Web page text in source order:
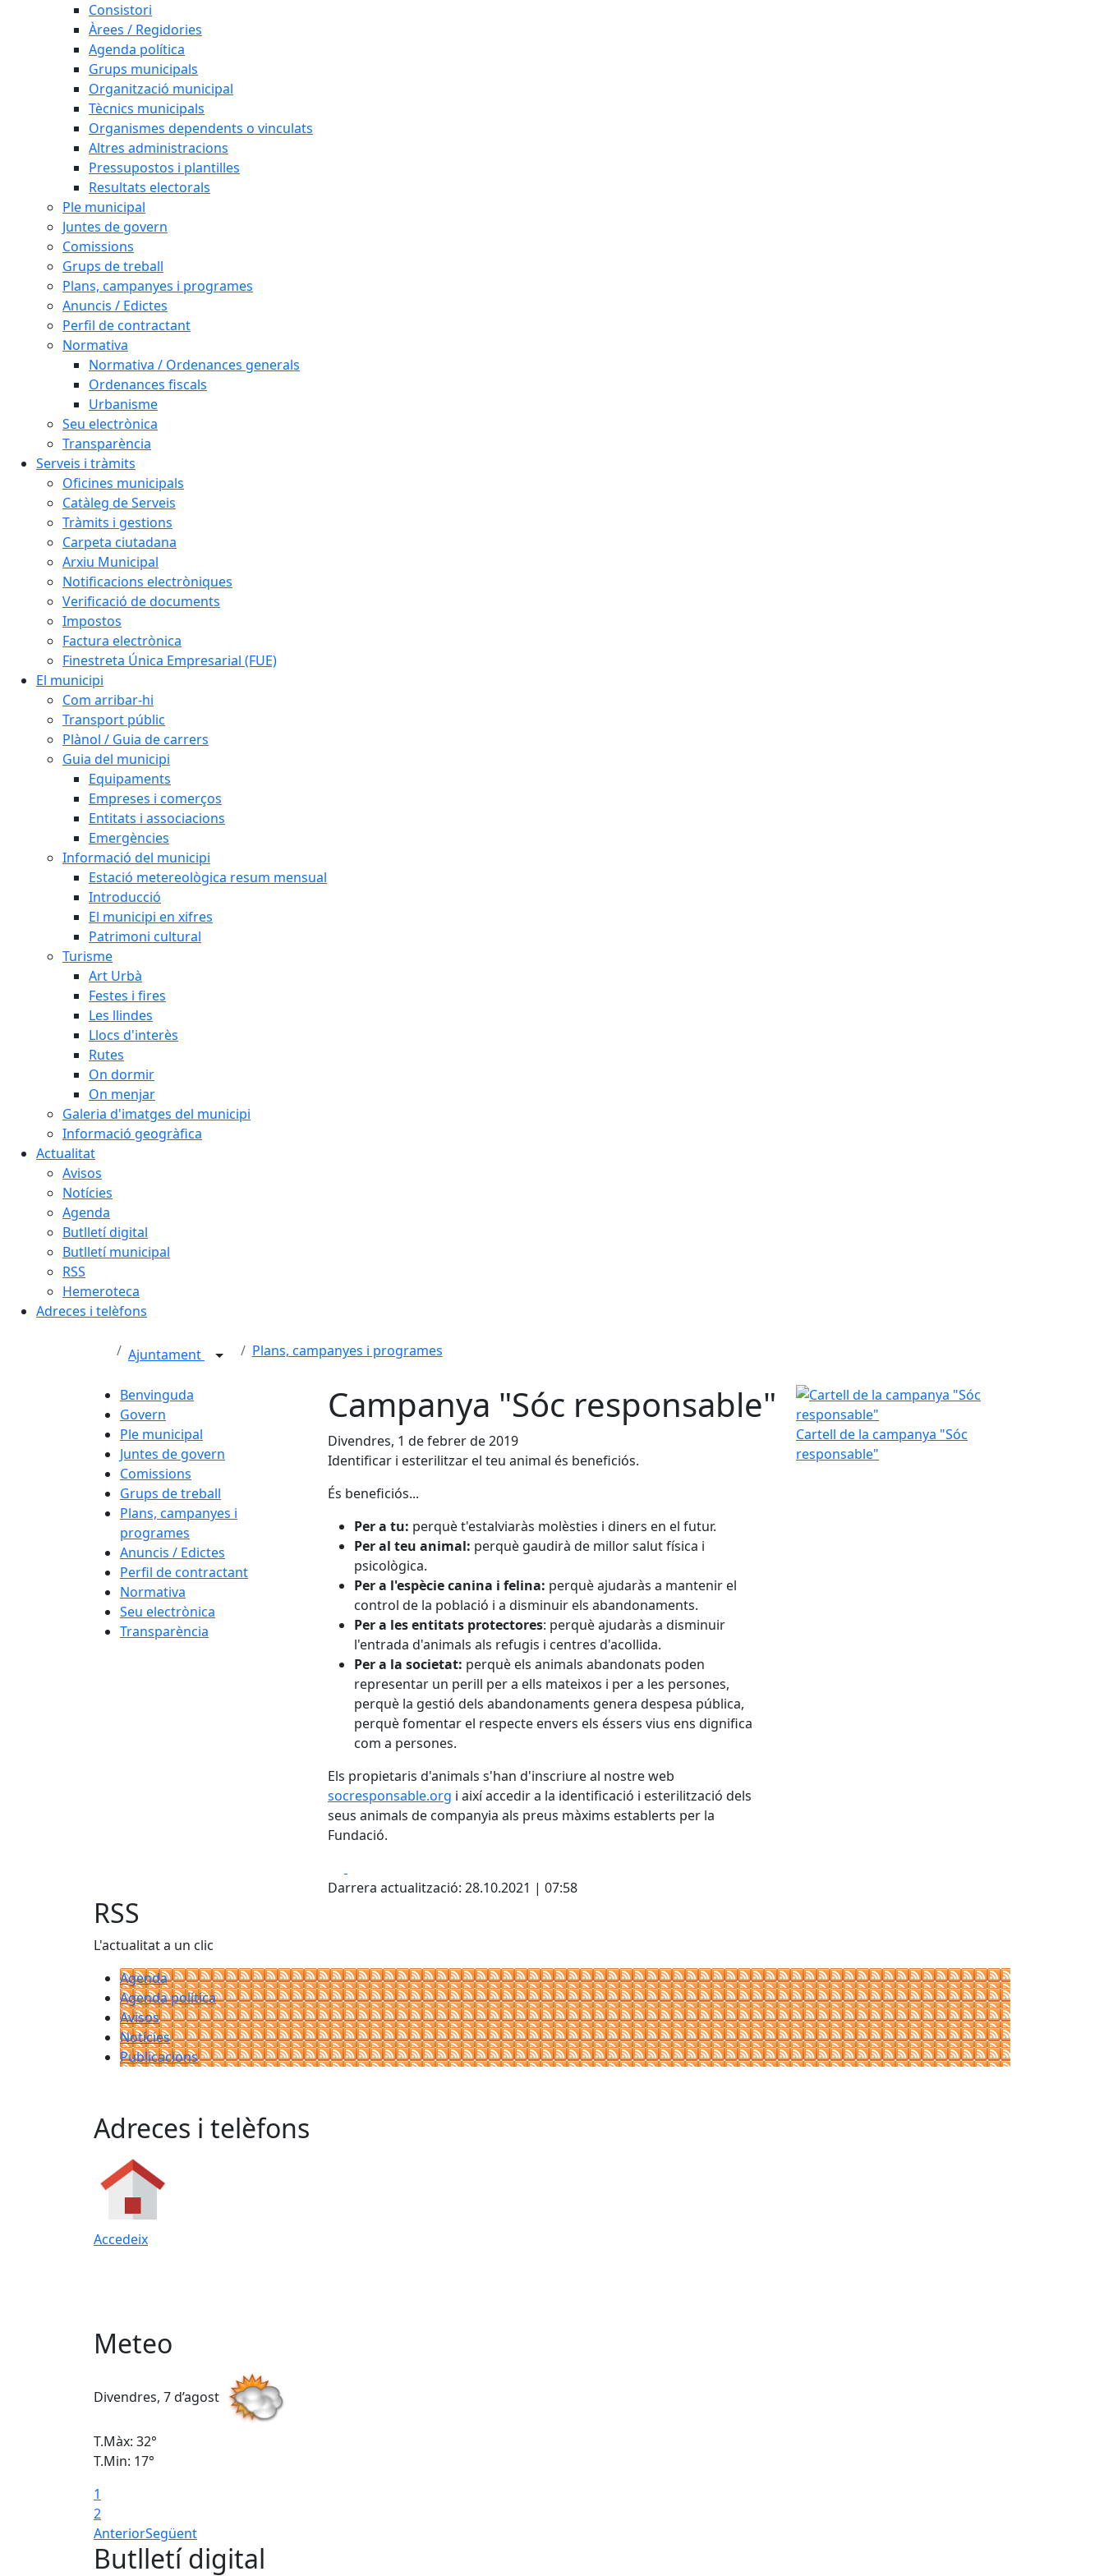
Consistori
Àrees / Regidories
Agenda política
Grups municipals
Organització municipal
Tècnics municipals
Organismes dependents o vinculats
Altres administracions
Pressupostos i plantilles
Resultats electorals
Ple municipal
Juntes de govern
Comissions
Grups de treball
Plans, campanyes i programes
Anuncis / Edictes
Perfil de contractant
Normativa
Normativa / Ordenances generals
Ordenances fiscals
Urbanisme
Seu electrònica
Transparència
Serveis i tràmits
Oficines municipals
Catàleg de Serveis
Tràmits i gestions
Carpeta ciutadana
Arxiu Municipal
Notificacions electròniques
Verificació de documents
Impostos
Factura electrònica
Finestreta Única Empresarial (FUE)
El municipi
Com arribar-hi
Transport públic
Plànol / Guia de carrers
Guia del municipi
Equipaments
Empreses i comerços
Entitats i associacions
Emergències
Informació del municipi
Estació metereològica resum mensual
Introducció
El municipi en xifres
Patrimoni cultural
Turisme
Art Urbà
Festes i fires
Les llindes
Llocs d'interès
Rutes
On dormir
On menjar
Galeria d'imatges del municipi
Informació geogràfica
Actualitat
Avisos
Notícies
Agenda
Butlletí digital
Butlletí municipal
RSS
Hemeroteca
Adreces i telèfons
Ajuntament Plans, campanyes i programes
Benvinguda
Govern
Ple municipal
Juntes de govern
Comissions
Grups de treball
Plans, campanyes i
programes
Anuncis / Edictes
Perfil de contractant
Normativa
Seu electrònica
Transparència
Campanya "Sóc responsable"
Divendres, 1 de febrer de 2019
Identificar i esterilitzar el teu animal és beneficiós.
És beneficiós...
Per a tu: perquè t'estalviaràs molèsties i diners en el futur.
Per al teu animal: perquè gaudirà de millor salut física i
psicològica.
Per a l'espècie canina i felina: perquè ajudaràs a mantenir el
control de la població i a disminuir els abandonaments.
Per a les entitats protectores: perquè ajudaràs a disminuir
l'entrada d'animals als refugis i centres d'acollida.
Per a la societat: perquè els animals abandonats poden
representar un perill per a ells mateixos i per a les persones,
perquè la gestió dels abandonaments genera despesa pública,
perquè fomentar el respecte envers els éssers vius ens dignifica
com a persones.
Els propietaris d'animals s'han d'inscriure al nostre web
socresponsable.org i així accedir a la identificació i esterilització dels
seus animals de companyia als preus màxims establerts per la
Fundació.
Darrera actualització: 28.10.2021 | 07:58
Cartell de la campanya "Sóc responsable"
Cartell de la campanya "Sóc
responsable"
RSS
L'actualitat a un clic
Agenda
Agenda política
Avisos
Notícies
Publicacions
Adreces i telèfons
Accedeix
Meteo
Divendres, 7 d’agost
T.Màx: 32°
T.Min: 17°
1
2
AnteriorSegüent
Butlletí digital